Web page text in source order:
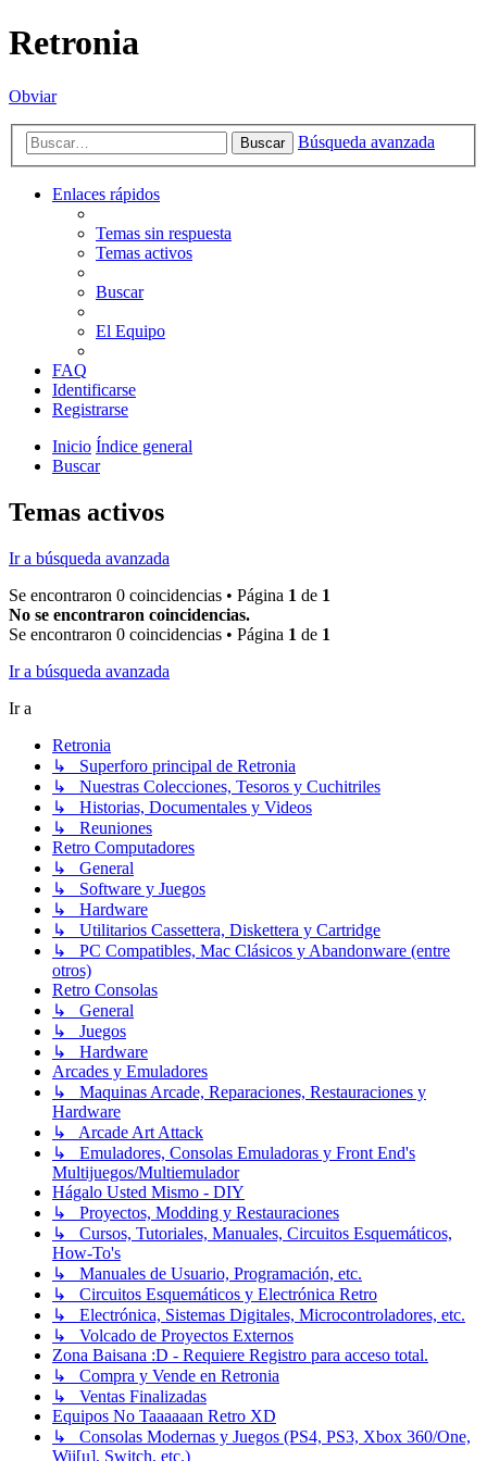
Retronia
Obviar
Buscar Búsqueda avanzada
Enlaces rápidos
Temas sin respuesta
Temas activos
Buscar
El Equipo
FAQ
Identificarse
Registrarse
Inicio Índice general
Buscar
Temas activos
Ir a búsqueda avanzada
Se encontraron 0 coincidencias • Página 1 de 1
No se encontraron coincidencias.
Se encontraron 0 coincidencias • Página 1 de 1
Ir a búsqueda avanzada
Ir a
Retronia
↳ Superforo principal de Retronia
↳ Nuestras Colecciones, Tesoros y Cuchitriles
↳ Historias, Documentales y Videos
↳ Reuniones
Retro Computadores
↳ General
↳ Software y Juegos
↳ Hardware
↳ Utilitarios Cassettera, Diskettera y Cartridge
↳ PC Compatibles, Mac Clásicos y Abandonware (entre
otros)
Retro Consolas
↳ General
↳ Juegos
↳ Hardware
Arcades y Emuladores
↳ Maquinas Arcade, Reparaciones, Restauraciones y
Hardware
↳ Arcade Art Attack
↳ Emuladores, Consolas Emuladoras y Front End's
Multijuegos/Multiemulador
Hágalo Usted Mismo - DIY
↳ Proyectos, Modding y Restauraciones
↳ Cursos, Tutoriales, Manuales, Circuitos Esquemáticos,
How-To's
↳ Manuales de Usuario, Programación, etc.
↳ Circuitos Esquemáticos y Electrónica Retro
↳ Electrónica, Sistemas Digitales, Microcontroladores, etc.
↳ Volcado de Proyectos Externos
Zona Baisana :D - Requiere Registro para acceso total.
↳ Compra y Vende en Retronia
↳ Ventas Finalizadas
Equipos No Taaaaaan Retro XD
↳ Consolas Modernas y Juegos (PS4, PS3, Xbox 360/One,
Wii[u], Switch, etc.)